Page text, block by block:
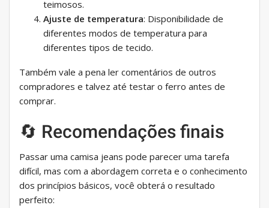
teimosos.
Ajuste de temperatura: Disponibilidade de
diferentes modos de temperatura para
diferentes tipos de tecido.
Também vale a pena ler comentários de outros
compradores e talvez até testar o ferro antes de
comprar.
🔄 Recomendações finais
Passar uma camisa jeans pode parecer uma tarefa
difícil, mas com a abordagem correta e o conhecimento
dos princípios básicos, você obterá o resultado
perfeito: